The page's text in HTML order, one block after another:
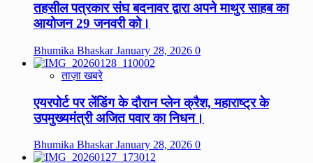
तहसील पत्रकार संघ बदनावर द्वारा अपने माथुर साहब का
आयोजन 29 जनवरी को।
Bhumika BhaskarJanuary 28, 2026 0
ताज़ा खबरे
एयरपोर्ट पर लेंडिंग के दौरान प्लेन क्रैश, महाराष्ट्र के
उपमुख्यमंत्री अजित पवार का निधन।
Bhumika BhaskarJanuary 28, 2026 0